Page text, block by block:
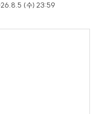
(수) 23:59